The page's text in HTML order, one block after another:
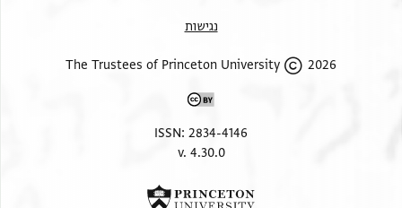
נגישות
2026 The Trustees of Princeton University
ISSN: 2834-4146
v. 4.30.0